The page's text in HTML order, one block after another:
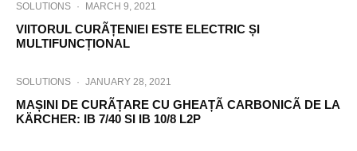
SOLUTIONS · MARCH 9, 2021
VIITORUL CURÃȚENIEI ESTE ELECTRIC ȘI
MULTIFUNCȚIONAL
SOLUTIONS · JANUARY 28, 2021
MAȘINI DE CURÃȚARE CU GHEAȚÃ CARBONICÃ DE LA
KÄRCHER: IB 7/40 SI IB 10/8 L2P